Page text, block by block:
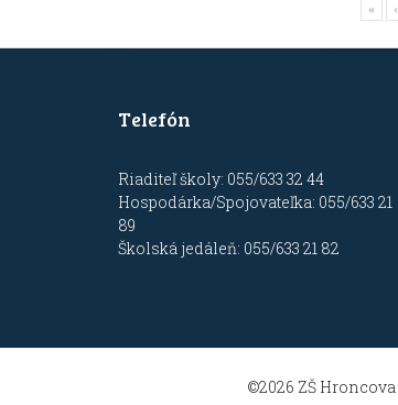
« ‹
Telefón
Riaditeľ školy: 055/633 32 44
Hospodárka/Spojovateľka: 055/633 21
89
Školská jedáleň: 055/633 21 82
©2026 ZŠ Hroncova